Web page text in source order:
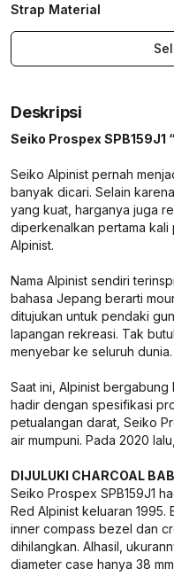
Strap Material
Deskripsi
Seiko Prospex
Seiko Alpinist pernah
banyak dicari. Selain
yang kuat, harganya juga
diperkenalkan pertama kali
Alpinist.
Nama Alpinist sendiri
bahasa Jepang berarti
ditujukan untuk pendaki
lapangan rekreasi. Tak
menyebar ke seluruh dunia.
Saat ini, Alpinist
hadir dengan spesifikasi
petualangan darat, Seiko
air mumpuni. Pada 2020
DIJULUKI CHARCOAL
Seiko Prospex SPB159J1
Red Alpinist keluaran
inner compass bezel dan
dihilangkan. Alhasil,
diameter case hanya 38